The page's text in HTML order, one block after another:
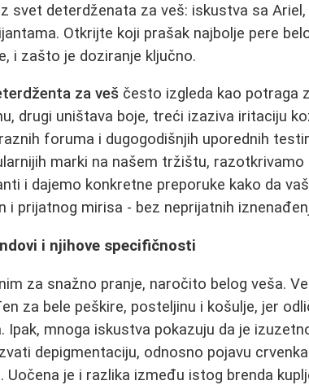
svet deterdženata za veš: iskustva sa Ariel,
Otkrijte koji prašak najbolje pere
i zašto je doziranje ključno.
za veš često izgleda kao potraga
drugi uništava boje, treći izaziva iritaciju
foruma i dugogodišnjih uporednih
marki na našem tržištu,
i dajemo konkretne preporuke kako da
i prijatnog mirisa - bez neprijatnih
i njihove specifičnosti
za snažno pranje, naročito belog veša.
za bele peškire, posteljinu i košulje, jer
Ipak, mnoga iskustva pokazuju da je
depigmentaciju, odnosno pojavu
Uočena je i razlika između istog brenda